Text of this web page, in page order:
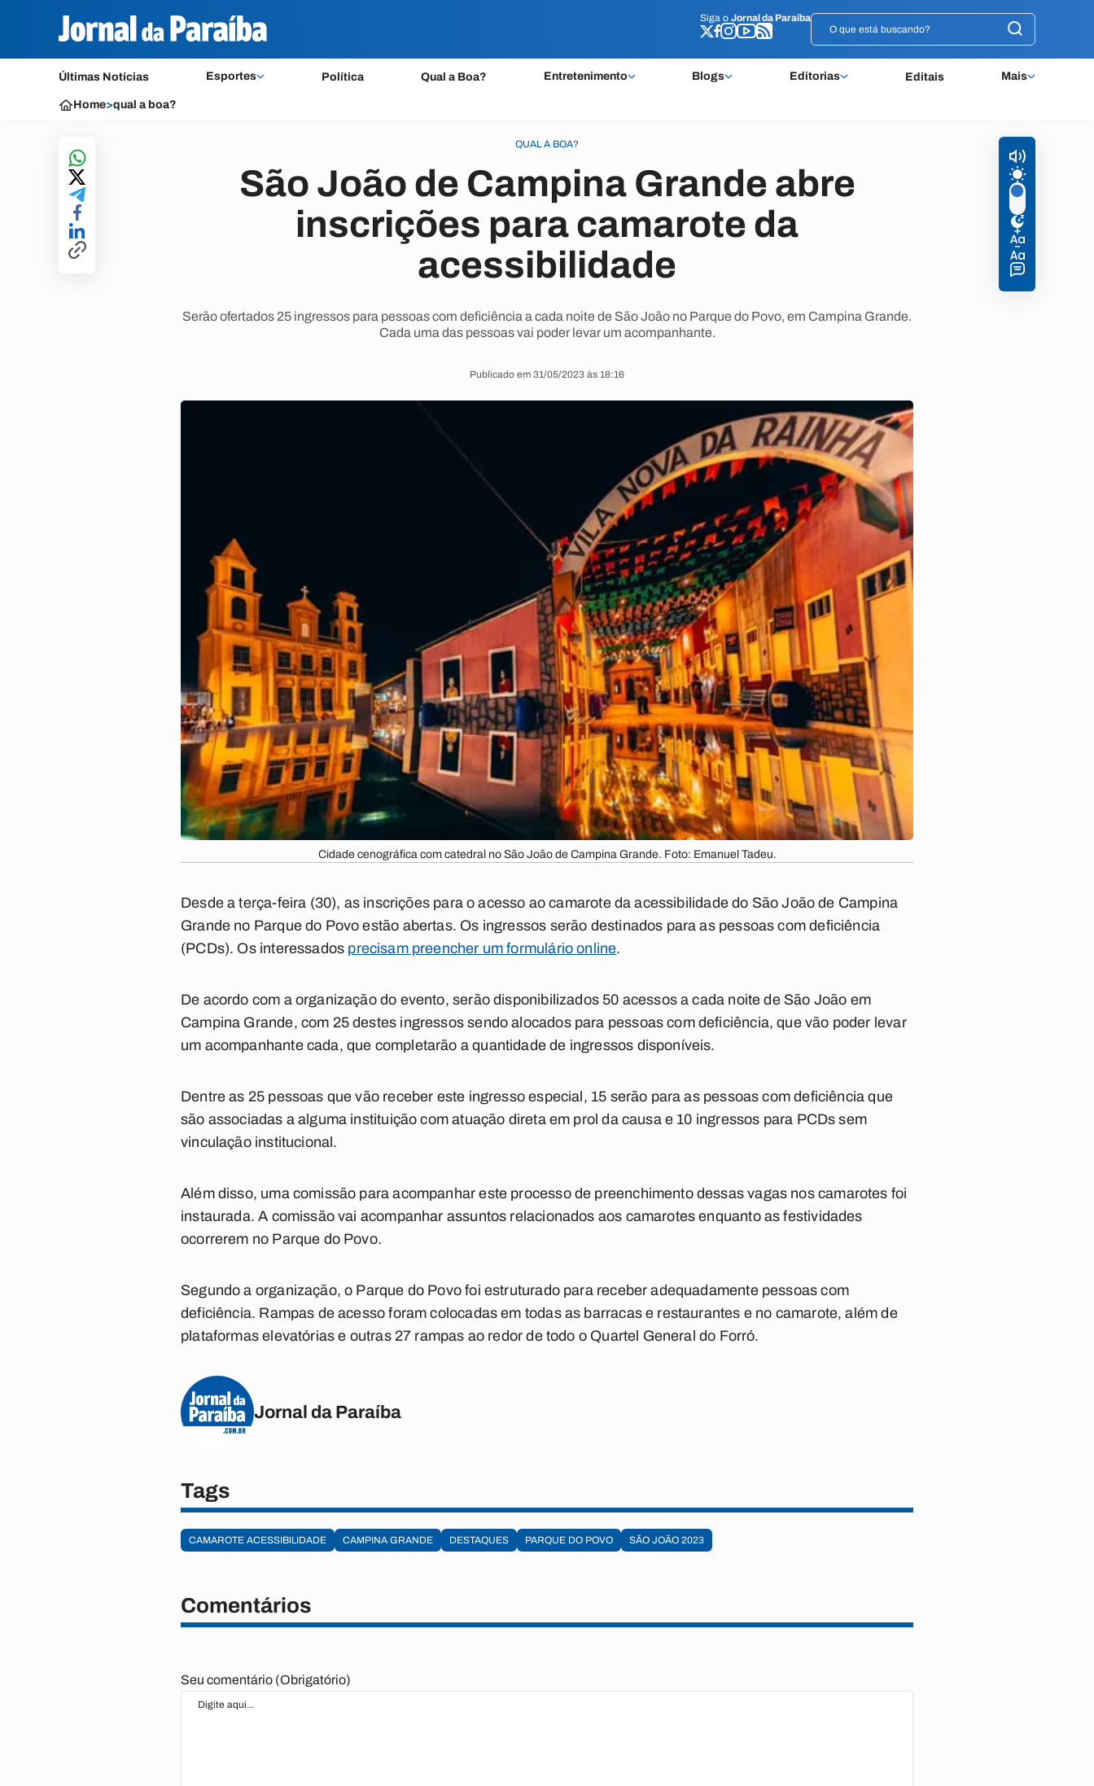
Siga o Jornal da Paraíba
Últimas Notícias Esportes Política Qual a Boa? Entretenimento Blogs Editorias Editais Mais
Siga o Jornal da Paraíba
Home>qual a boa?
QUAL A BOA?
São João de Campina Grande abre
inscrições para camarote da
acessibilidade
Serão ofertados 25 ingressos para pessoas com deficiência a cada noite de São João no Parque do Povo, em Campina Grande.
Cada uma das pessoas vai poder levar um acompanhante.
Publicado em 31/05/2023 às 18:16
Cidade cenográfica com catedral no São João de Campina Grande. Foto: Emanuel Tadeu.
Desde a terça-feira (30), as inscrições para o acesso ao camarote da acessibilidade do São João de Campina
Grande no Parque do Povo estão abertas. Os ingressos serão destinados para as pessoas com deficiência
(PCDs). Os interessados precisam preencher um formulário online.
De acordo com a organização do evento, serão disponibilizados 50 acessos a cada noite de São João em
Campina Grande, com 25 destes ingressos sendo alocados para pessoas com deficiência, que vão poder levar
um acompanhante cada, que completarão a quantidade de ingressos disponíveis.
Dentre as 25 pessoas que vão receber este ingresso especial, 15 serão para as pessoas com deficiência que
são associadas a alguma instituição com atuação direta em prol da causa e 10 ingressos para PCDs sem
vinculação institucional.
Além disso, uma comissão para acompanhar este processo de preenchimento dessas vagas nos camarotes foi
instaurada. A comissão vai acompanhar assuntos relacionados aos camarotes enquanto as festividades
ocorrerem no Parque do Povo.
Segundo a organização, o Parque do Povo foi estruturado para receber adequadamente pessoas com
deficiência. Rampas de acesso foram colocadas em todas as barracas e restaurantes e no camarote, além de
plataformas elevatórias e outras 27 rampas ao redor de todo o Quartel General do Forró.
Jornal da Paraíba
Tags
CAMAROTE ACESSIBILIDADE CAMPINA GRANDE DESTAQUES PARQUE DO POVO SÃO JOÃO 2023
Comentários
Seu comentário (Obrigatório)